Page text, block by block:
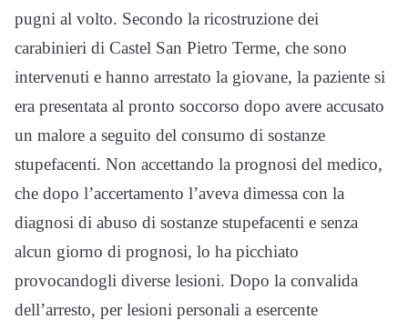
pugni al volto. Secondo la ricostruzione dei
carabinieri di Castel San Pietro Terme, che sono
intervenuti e hanno arrestato la giovane, la paziente si
era presentata al pronto soccorso dopo avere accusato
un malore a seguito del consumo di sostanze
stupefacenti. Non accettando la prognosi del medico,
che dopo l’accertamento l’aveva dimessa con la
diagnosi di abuso di sostanze stupefacenti e senza
alcun giorno di prognosi, lo ha picchiato
provocandogli diverse lesioni. Dopo la convalida
dell’arresto, per lesioni personali a esercente